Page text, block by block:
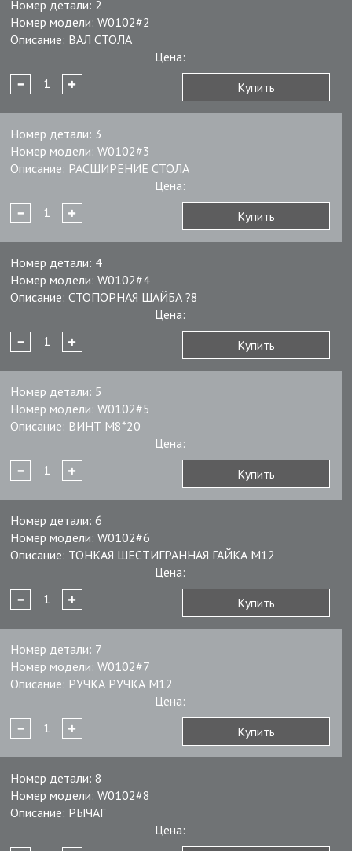
Номер детали: 2
Номер модели: W0102#2
Описание: ВАЛ СТОЛА
Цена:
Купить
Номер детали: 3
Номер модели: W0102#3
Описание: РАСШИРЕНИЕ СТОЛА
Цена:
Купить
Номер детали: 4
Номер модели: W0102#4
Описание: СТОПОРНАЯ ШАЙБА ?8
Цена:
Купить
Номер детали: 5
Номер модели: W0102#5
Описание: ВИНТ М8*20
Цена:
Купить
Номер детали: 6
Номер модели: W0102#6
Описание: ТОНКАЯ ШЕСТИГРАННАЯ ГАЙКА М12
Цена:
Купить
Номер детали: 7
Номер модели: W0102#7
Описание: РУЧКА РУЧКА M12
Цена:
Купить
Номер детали: 8
Номер модели: W0102#8
Описание: РЫЧАГ
Цена: